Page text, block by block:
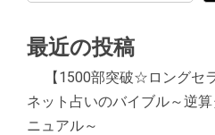
最近の投稿
【1500部突破☆ロングセ
ネット占いのバイブル～逆
ニュアル～